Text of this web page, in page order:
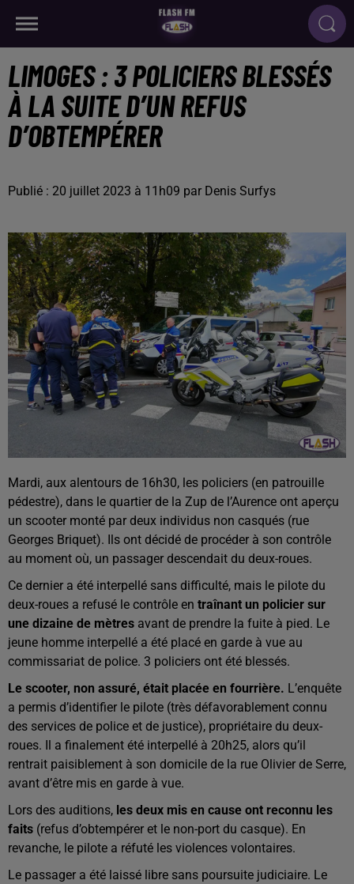
LIMOGES : 3 POLICIERS BLESSÉS
À LA SUITE D’UN REFUS
D’OBTEMPÉRER
Publié : 20 juillet 2023 à 11h09 par Denis Surfys
Mardi, aux alentours de 16h30, les policiers (en patrouille
pédestre), dans le quartier de la Zup de l’Aurence ont aperçu
un scooter monté par deux individus non casqués (rue
Georges Briquet). Ils ont décidé de procéder à son contrôle
au moment où, un passager descendait du deux-roues.
Ce dernier a été interpellé sans difficulté, mais le pilote du
deux-roues a refusé le contrôle en traînant un policier sur
une dizaine de mètres avant de prendre la fuite à pied. Le
jeune homme interpellé a été placé en garde à vue au
commissariat de police. 3 policiers ont été blessés.
Le scooter, non assuré, était placée en fourrière. L’enquête
a permis d’identifier le pilote (très défavorablement connu
des services de police et de justice), propriétaire du deux-
roues. Il a finalement été interpellé à 20h25, alors qu’il
rentrait paisiblement à son domicile de la rue Olivier de Serre,
avant d’être mis en garde à vue.
Lors des auditions, les deux mis en cause ont reconnu les
faits (refus d’obtempérer et le non-port du casque). En
revanche, le pilote a réfuté les violences volontaires.
Le passager a été laissé libre sans poursuite judiciaire. Le